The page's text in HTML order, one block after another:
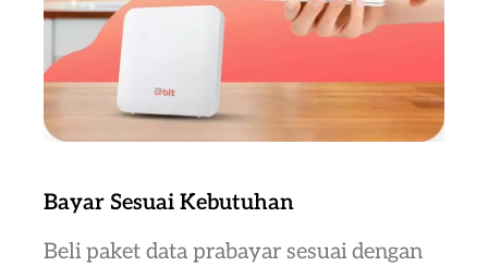
Bayar Sesuai Kebutuhan
Beli paket data prabayar sesuai dengan